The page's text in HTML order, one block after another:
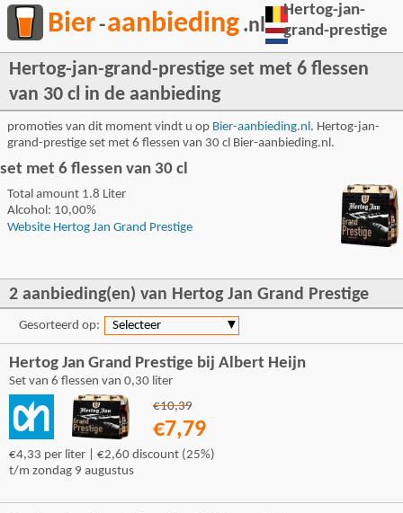
Bier-aanbieding .nl
Hertog-jan-grand-prestige set met 6 flessen
van 30 cl in de aanbieding
promoties van dit moment vindt u op Bier-aanbieding.nl. Hertog-jan-
grand-prestige set met 6 flessen van 30 cl Bier-aanbieding.nl.
Hertog-jan-
grand-prestige
set met 6 flessen van 30 cl
Total amount 1.8 Liter
Alcohol: 10,00%
Website Hertog Jan Grand Prestige
2 aanbieding(en) van Hertog Jan Grand Prestige
Gesorteerd op: Selecteer ▼
Hertog Jan Grand Prestige bij Albert Heijn
Set van 6 flessen van 0,30 liter
€10,39
€7,79
€4,33 per liter | €2,60 discount (25%)
t/m zondag 9 augustus